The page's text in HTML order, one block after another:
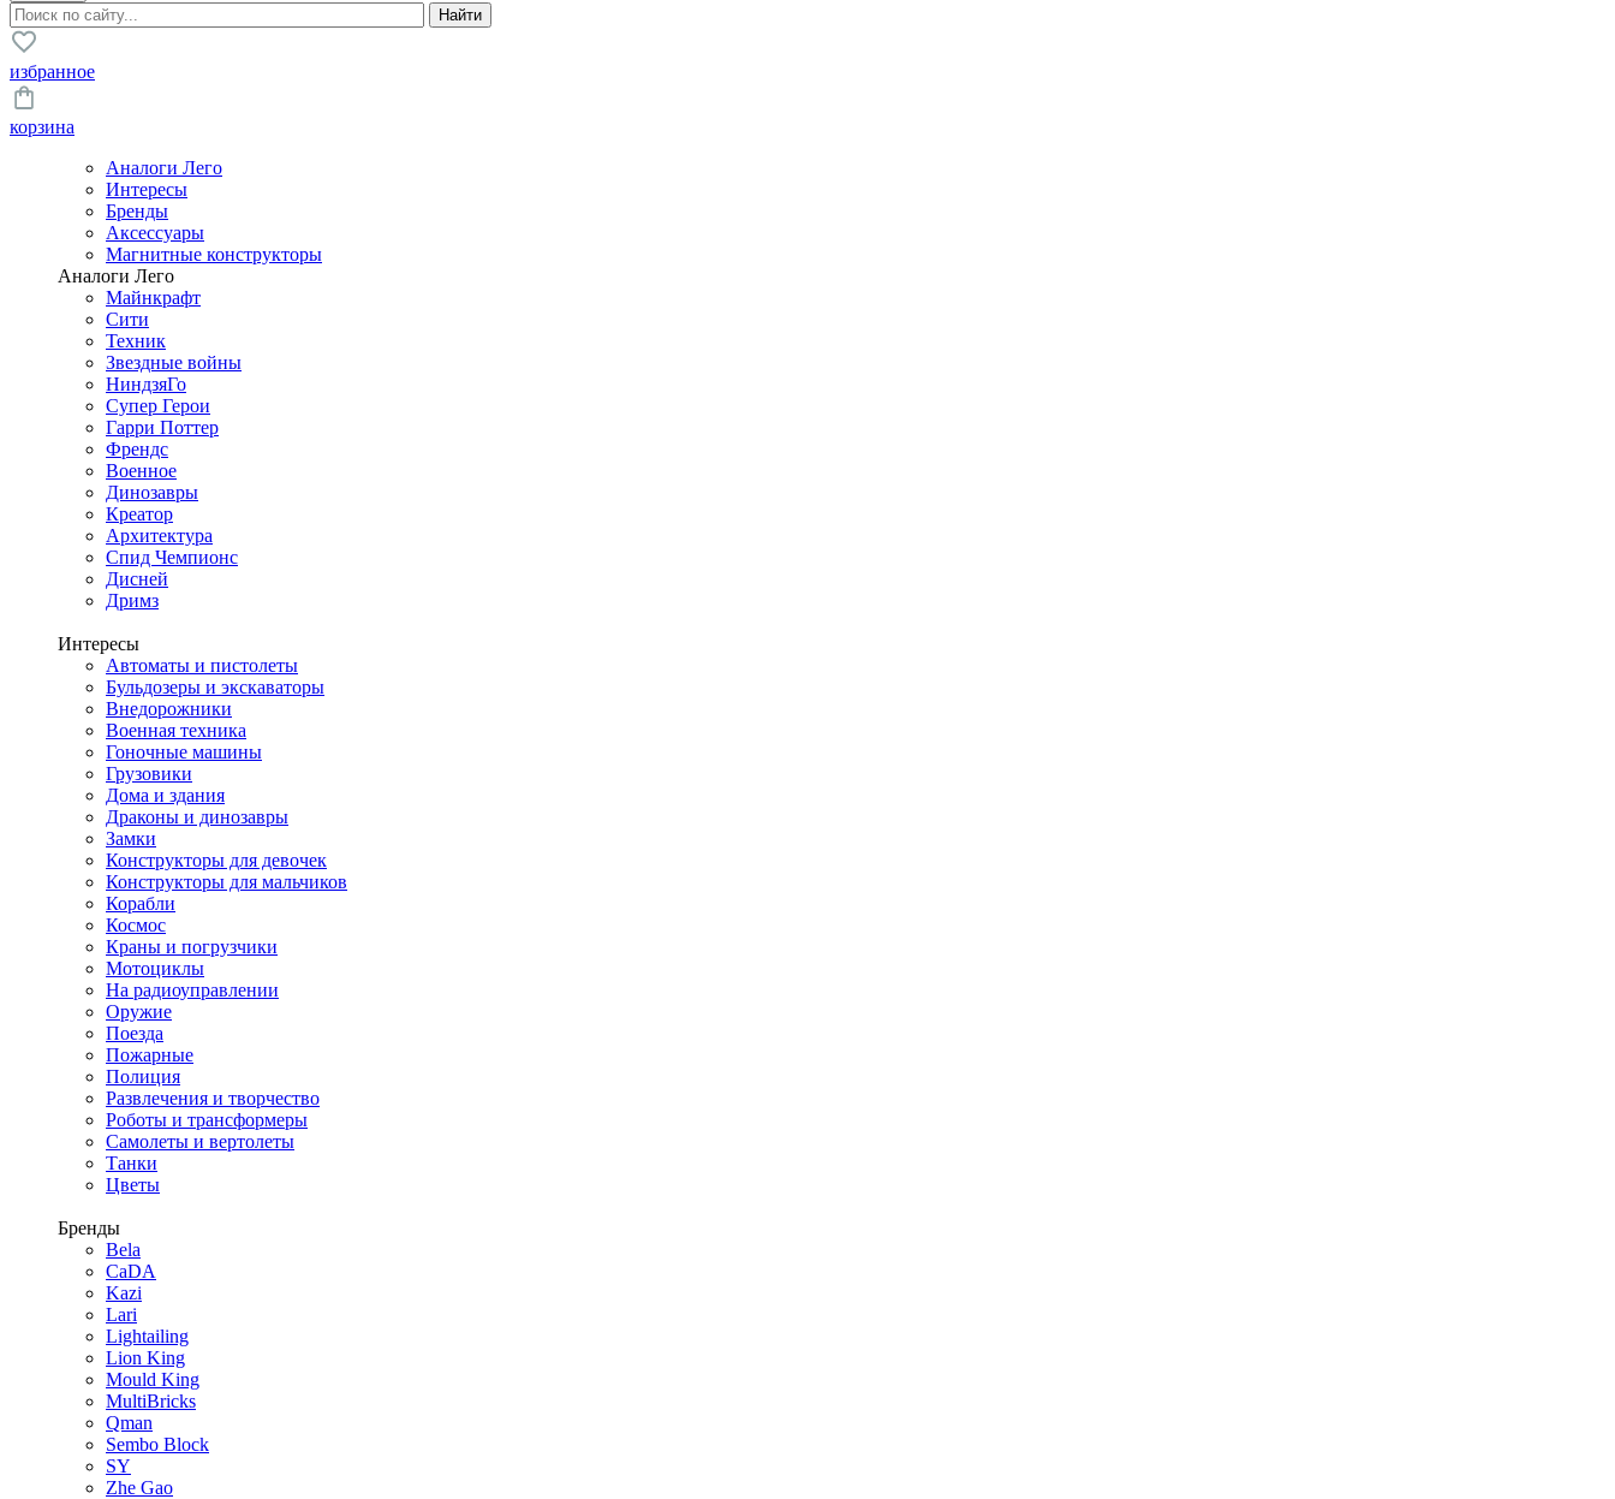
избранное
корзина
Аналоги Лего
Интересы
Бренды
Аксессуары
Магнитные конструкторы
Аналоги Лего
Майнкрафт
Сити
Техник
Звездные войны
НиндзяГо
Супер Герои
Гарри Поттер
Френдс
Военное
Динозавры
Креатор
Архитектура
Спид Чемпионс
Дисней
Дримз
Интересы
Автоматы и пистолеты
Бульдозеры и экскаваторы
Внедорожники
Военная техника
Гоночные машины
Грузовики
Дома и здания
Драконы и динозавры
Замки
Конструкторы для девочек
Конструкторы для мальчиков
Корабли
Космос
Краны и погрузчики
Мотоциклы
На радиоуправлении
Оружие
Поезда
Пожарные
Полиция
Развлечения и творчество
Роботы и трансформеры
Самолеты и вертолеты
Танки
Цветы
Бренды
Bela
CaDA
Kazi
Lari
Lightailing
Lion King
Mould King
MultiBricks
Qman
Sembo Block
SY
Zhe Gao